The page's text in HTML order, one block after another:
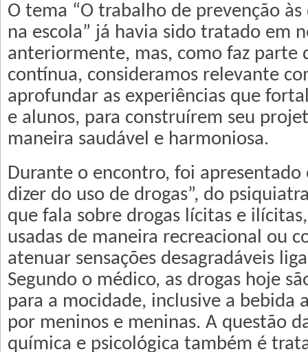
O tema “O trabalho de prevenção
na escola” já havia sido tratado em
anteriormente, mas, como faz parte
contínua, consideramos relevante
aprofundar as experiências que
e alunos, para construírem seu
maneira saudável e harmoniosa.
Durante o encontro, foi apresentado
dizer do uso de drogas”, do
que fala sobre drogas lícitas e
usadas de maneira recreacional ou
atenuar sensações desagradáveis
Segundo o médico, as drogas hoje
para a mocidade, inclusive a bebida
por meninos e meninas. A questão
química e psicológica também é